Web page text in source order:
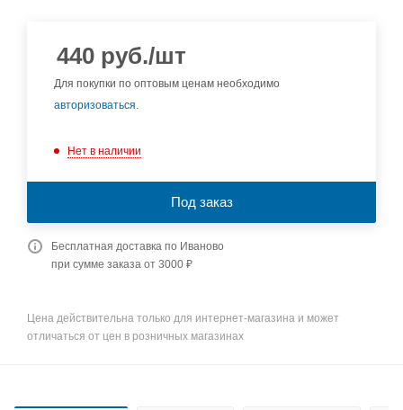
440 руб./шт
Для покупки по оптовым ценам необходимо
авторизоваться.
Нет в наличии
Под заказ
Бесплатная доставка по Иваново
при сумме заказа от 3000 ₽
Цена действительна только для интернет-магазина и может
отличаться от цен в розничных магазинах